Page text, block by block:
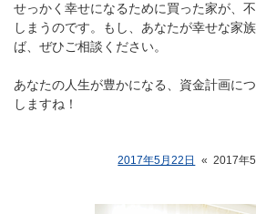
せっかく幸せになるために買った家が、
しまうのです。もし、あなたが幸せな家
ば、ぜひご相談ください。
あなたの人生が豊かになる、資金計画に
しますね！
2017年5月22日 « 2017年